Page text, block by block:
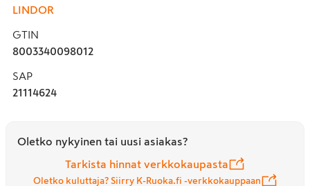
LINDOR
GTIN
8003340098012
SAP
21114624
Oletko nykyinen tai uusi asiakas?
Tarkista hinnat verkkokaupasta
Oletko kuluttaja? Siirry K-Ruoka.fi -verkkokauppaan